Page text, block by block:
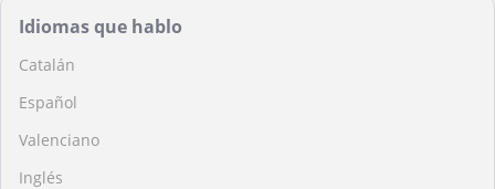
Idiomas que hablo
Catalán
Español
Valenciano
Inglés